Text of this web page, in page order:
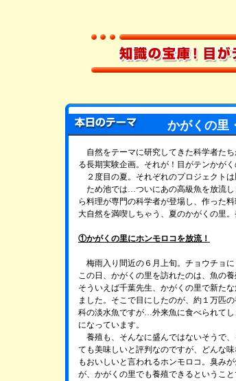
かがくの里
自然をテーマに研究してきた科学者た
る長期実験企画。それが！目がテンかがく
２度目の夏。それぞれのプロジェクトは
ため池では…ついにあの高級魚を放流
ら料理が専門の科学者が登場し、作った
大自然を満喫しちゃう、夏のかがくの里
①かがくの里にホンモロコを放流！
梅雨入り間近の６月上旬。チョウチョに
この日、かがくの里を訪れたのは、魚の
そういえば千葉先生、かがくの里で新た
ました。そこで目にしたのが、約１万匹
科の淡水魚ですが…外来魚に食べられて
になっています。
養殖も、そんなに盛んではないそうで
ても美味しいと評判なのですが、どんな
もおいしいと言われるホンモロコ。臭み
が、かがくの里でも養殖できるというこ